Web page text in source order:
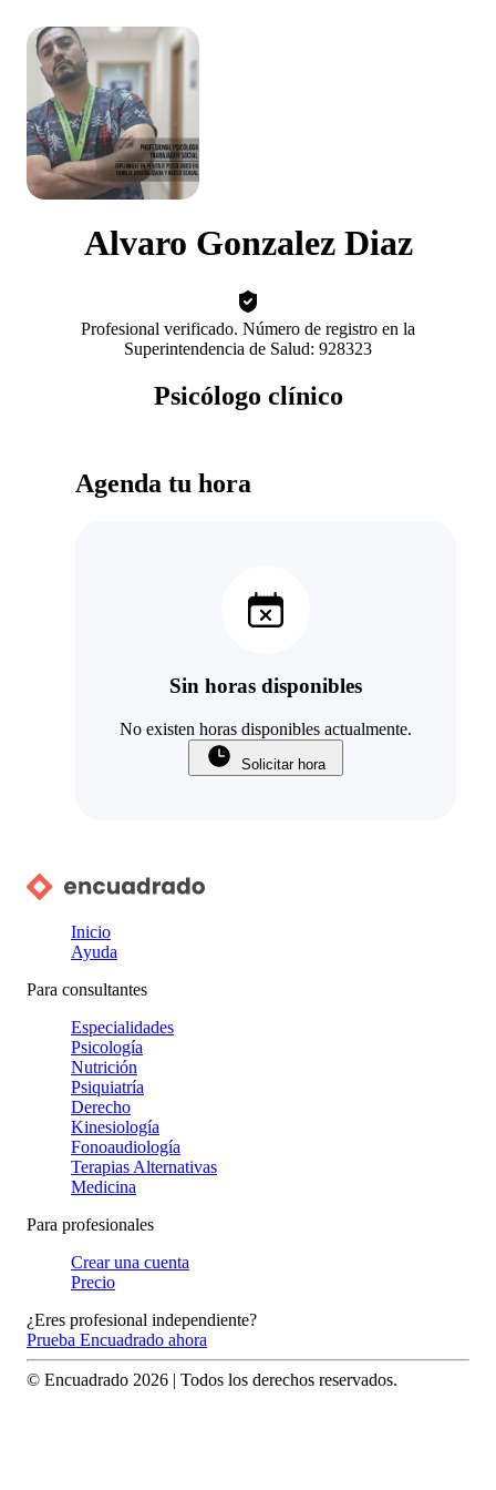
Alvaro Gonzalez Diaz
Profesional verificado. Número de registro en la
Superintendencia de Salud: 928323
Psicólogo clínico
Agenda tu hora
Sin horas disponibles
No existen horas disponibles actualmente.
Solicitar hora
Inicio
Ayuda
Para consultantes
Especialidades
Psicología
Nutrición
Psiquiatría
Derecho
Kinesiología
Fonoaudiología
Terapias Alternativas
Medicina
Para profesionales
Crear una cuenta
Precio
¿Eres profesional independiente?
Prueba Encuadrado ahora
© Encuadrado 2026 | Todos los derechos reservados.